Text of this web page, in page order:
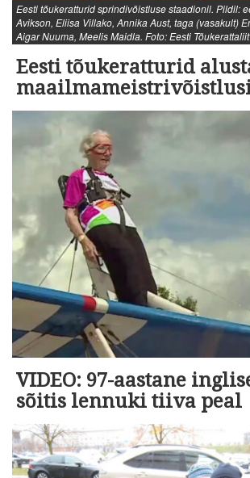
Eesti tõukeratturid sprindivõistluse staadionil. Pildil:
Avikson, Eliisa Villako, Annika Aust, taga (vasakult)
Aigar Nuuma, Meelis Maidla. Foto: Eesti Tõukerattaliit
Eesti tõukeratturid
VIDEO: 97-aastane
sõitis lennuki tiiva peal